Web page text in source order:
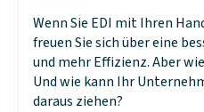
Wenn Sie EDI mit Ihren
freuen Sie sich über eine
und mehr Effizienz. Aber
Und wie kann Ihr
daraus ziehen?